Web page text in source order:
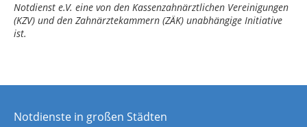
Notdienst e.V. eine von den Kassenzahnärztlichen Vereinigungen
(KZV) und den Zahnärztekammern (ZÄK) unabhängige Initiative
ist.
Notdienste in großen Städten